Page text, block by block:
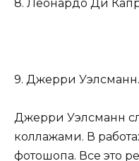
8. Леонардо Ди
9. Джерри Уэлсманн.
Джерри Уэлсманн
коллажами. В
фотошопа. Все это